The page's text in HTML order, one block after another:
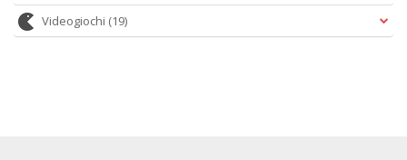
Videogiochi (19)